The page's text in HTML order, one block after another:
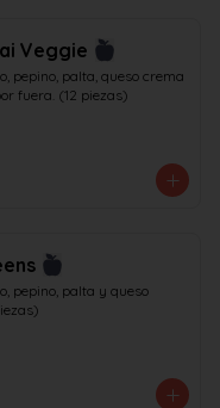
Veggie
pepino, palta, queso crema
fuera. (12 piezas)
pepino, palta y queso